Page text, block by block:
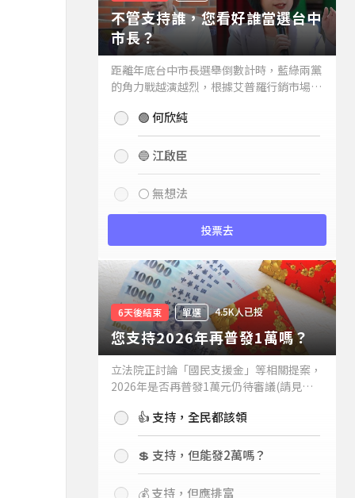
不管支持誰，您看好誰當選台中
市長？
距離年底台中市長選舉倒數計時，藍綠兩黨
的角力戰越演越烈，根據艾普羅行銷市場研
(詳情請見下方新聞)。而不管支持誰，您看
好誰當選台中市長？
🟢 何欣純
🔵 江啟臣
⚪ 無想法
投票去
6天後結束 單選 4.5K人已投
您支持2026年再普發1萬嗎？
立法院正討論「國民支援金」等相關提案，
2026年是否再普發1萬元仍待審議(請見下
持嗎？👍 支持，全民都該領
💲 支持，但能發2萬嗎？
💰 支持，但應排富